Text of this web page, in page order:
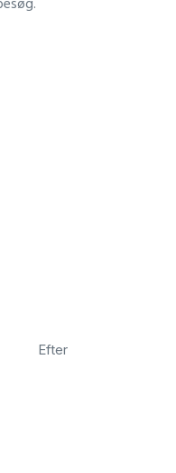
Efter